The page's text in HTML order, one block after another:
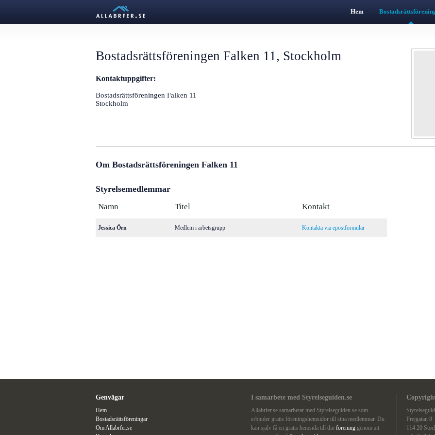
Hem
Bostadsrättsföreningen Falken 11, Stockholm
Kontaktuppgifter:
Bostadsrättsföreningen Falken 11
Stockholm
Om Bostadsrättsföreningen Falken 11
Styrelsemedlemmar
Namn Titel Kontakt
Jessica Örn Medlem i arbetsgrupp Kontakta via epostformulär
Genvägar
Hem
Bostadsrättsföreningar
Om Allabrfer.se
I samarbete med Styrelseguiden.se
Allabrfer.se samarbetar med Styrelseguiden.se som
erbjuder gratis föreningshemsidor till sina medlemmar. Du
kan själv få en gratis hemsida till din förening genom att
Frejgatan 8
114 20